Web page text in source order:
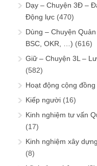
Dạy – Chuyện 3Đ –
Động lực (470)
Dùng – Chuyện
BSC, OKR, …) (616)
Giữ – Chuyện 3L –
(582)
Hoạt động cộng
Kiếp người (16)
Kinh nghiệm tư vấn
(17)
Kinh nghiệm xây
(8)